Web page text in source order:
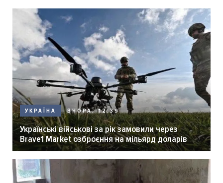
УКРАЇНА ВЧОРА, 12:39
Українські військові за рік замовили через
Brave1 Market озброєння на мільярд доларів